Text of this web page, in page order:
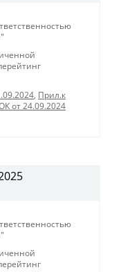
, Прил.к
от 24.09.2024